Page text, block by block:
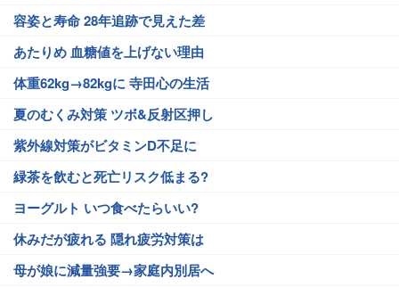
容姿と寿命 28年追跡で見えた差
あたりめ 血糖値を上げない理由
体重62kg→82kgに 寺田心の生活
夏のむくみ対策 ツボ&反射区押し
紫外線対策がビタミンD不足に
緑茶を飲むと死亡リスク低まる?
ヨーグルト いつ食べたらいい?
休みだが疲れる 隠れ疲労対策は
母が娘に減量強要→家庭内別居へ